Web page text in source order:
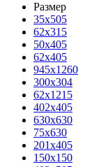
Размер
35х505
62x315
50x405
62х405
945x1260
300x304
62x1215
402x405
630x630
75x630
201x405
150x150